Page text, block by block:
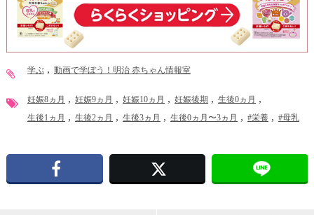
学ぶ 動画で学ぼう！明治 赤ちゃん情報室
妊娠8ヵ月 妊娠9ヵ月 妊娠10ヵ月 妊娠後期 生後0ヵ月
生後1ヵ月 生後2ヵ月 生後3ヵ月 生後0ヵ月〜3ヵ月 #栄養 #母乳